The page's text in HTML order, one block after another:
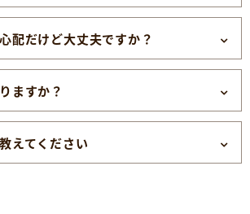
配だけど大丈夫ですか？
ますか？
えてください